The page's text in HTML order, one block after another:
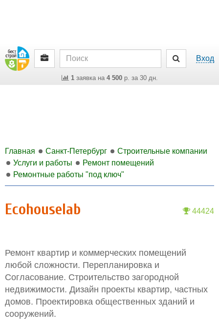
Вход
1заявка на 4 500р. за 30 дн.
Главная Санкт-Петербург
Строительные компании
Услуги и работы
Ремонт помещений
Ремонтные работы "под ключ"
44424
Ecohouselab
Ремонт квартир и коммерческих помещений
любой сложности. Перепланировка и
Согласование. Строительство загородной
недвижимости. Дизайн проекты квартир, частных
домов. Проектировка общественных зданий и
сооружений.